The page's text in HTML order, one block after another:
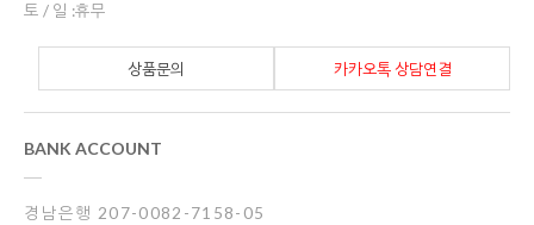
토 / 일 :휴무
카카오톡 상담연결
상품문의
BANK ACCOUNT
경남은행 207-0082-7158-05